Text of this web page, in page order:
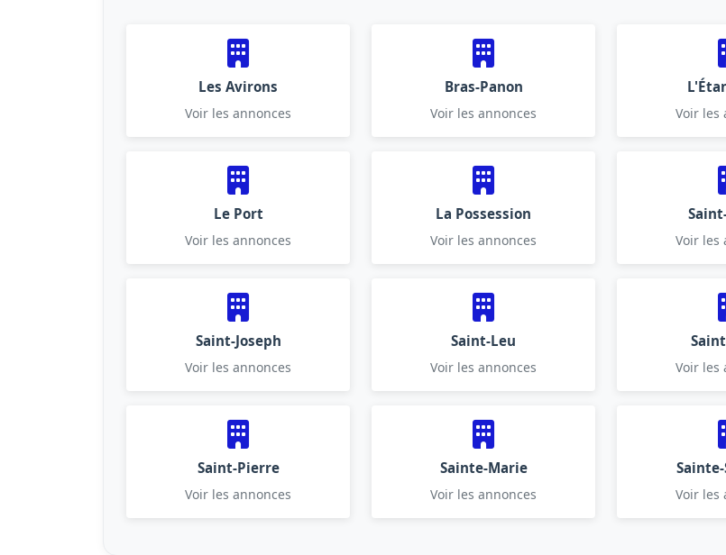
Les Avirons
Voir les annonces
Bras-Panon
Voir les annonces Voir les
Le Port
Voir les annonces
La Possession
Voir les annonces Voir les
Saint-Joseph
Voir les annonces
Saint-Leu
Voir les annonces Voir les
Saint-Pierre
Voir les annonces
Sainte-Marie
Voir les annonces Voir les